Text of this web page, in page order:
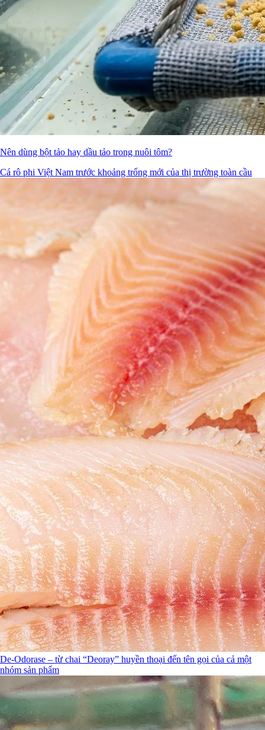
Nên dùng bột tảo hay dầu tảo trong nuôi tôm?
Cá rô phi Việt Nam trước khoảng trống mới của thị trường toàn cầu
De-Odorase – từ chai “Deoray” huyền thoại đến tên gọi của cả một
nhóm sản phẩm